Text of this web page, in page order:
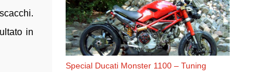
in
Special Ducati Monster 1100 – Tuning